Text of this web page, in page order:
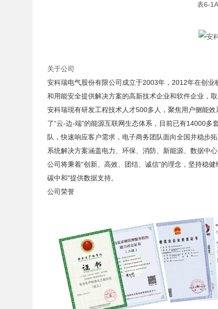
表6-
关于公司
安科瑞电气股份有限公司成立于2003年，2012年在创
和用能安全提供解决方案的高新技术企业和软件企业，
安科瑞现有研发工程技术人才500多人，聚焦用户侧能
了“云-边-端"的能源互联网生态体系，目前已有14000
队，快速响应客户需求，电子商务团队面向全国并稳步
系统解决方案涵盖电力、环保、消防、新能源、数据中
公司将秉着“创新、高效、团结、诚信"的理念，坚持稳
碳中和"提供数据支持。
公司荣誉